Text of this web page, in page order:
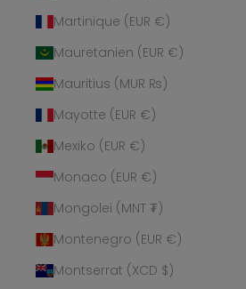
Martinique (EUR €)
Mauretanien (EUR €)
Mauritius (MUR ₨)
Mayotte (EUR €)
Mexiko (EUR €)
Monaco (EUR €)
Mongolei (MNT ₮)
Montenegro (EUR €)
Montserrat (XCD $)